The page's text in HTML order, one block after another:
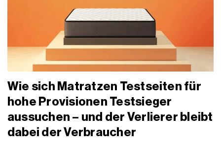
Wie sich Matratzen Testseiten für
hohe Provisionen Testsieger
aussuchen – und der Verlierer bleibt
dabei der Verbraucher